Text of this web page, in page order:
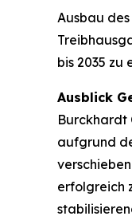
Ausbau
bis 2035 zu
Ausblick
Burckhardt
aufgrund
erfolgreich